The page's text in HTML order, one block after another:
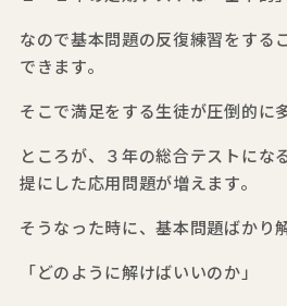
なので基本問題の反復練習をする
できます。
そこで満足をする生徒が圧倒的に
ところが、３年の総合テストにな
提にした応用問題が増えます。
そうなった時に、基本問題ばかり
「どのように解けばいいのか」